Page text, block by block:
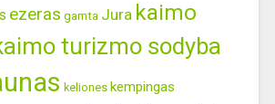
ezeras gamta Jura kaimo
turizmo sodyba
keliones kempingas